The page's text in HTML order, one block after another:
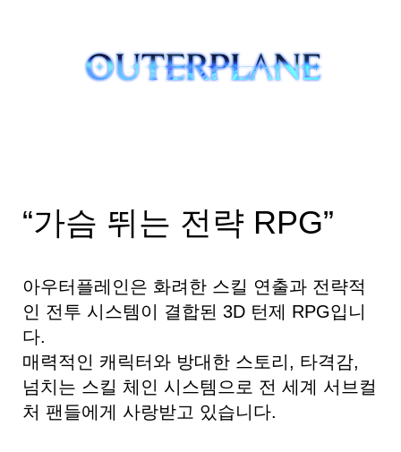
“가슴 뛰는 전략 RPG”
아우터플레인은 화려한 스킬 연출과 전략적
인 전투 시스템이 결합된 3D 턴제 RPG입니
다.
매력적인 캐릭터와 방대한 스토리, 타격감,
넘치는 스킬 체인 시스템으로 전 세계 서브컬
처 팬들에게 사랑받고 있습니다.